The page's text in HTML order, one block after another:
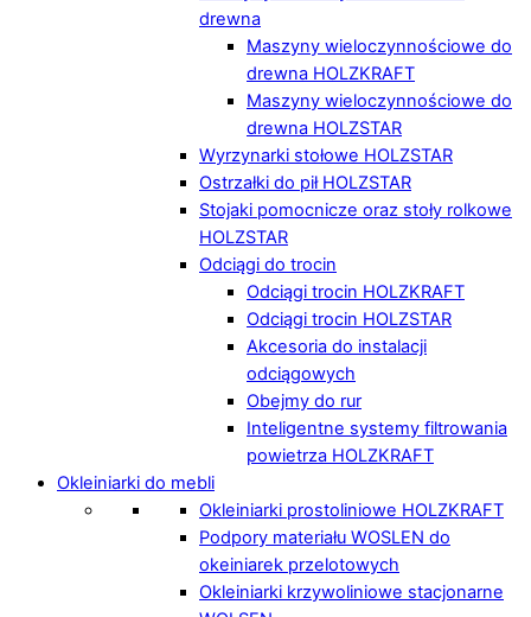
drewna
Maszyny wieloczynnościowe do
drewna HOLZKRAFT
Maszyny wieloczynnościowe do
drewna HOLZSTAR
Wyrzynarki stołowe HOLZSTAR
Ostrzałki do pił HOLZSTAR
Stojaki pomocnicze oraz stoły rolkowe
HOLZSTAR
Odciągi do trocin
Odciągi trocin HOLZKRAFT
Odciągi trocin HOLZSTAR
Akcesoria do instalacji
odciągowych
Obejmy do rur
Inteligentne systemy filtrowania
powietrza HOLZKRAFT
Okleiniarki do mebli
Okleiniarki prostoliniowe HOLZKRAFT
Podpory materiału WOSLEN do
okeiniarek przelotowych
Okleiniarki krzywoliniowe stacjonarne